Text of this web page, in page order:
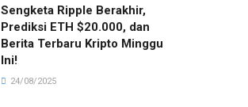
Sengketa Ripple Berakhir,
Prediksi ETH $20.000, dan
Berita Terbaru Kripto Minggu
Ini!
24/08/2025